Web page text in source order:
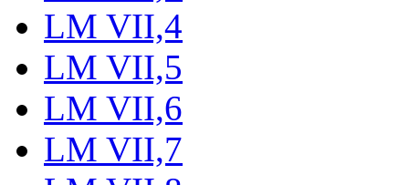
LM VII,4
LM VII,5
LM VII,6
LM VII,7